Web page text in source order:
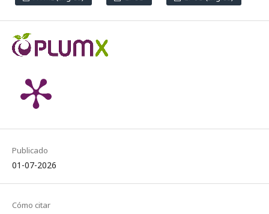
Publicado
01-07-2026
Cómo citar